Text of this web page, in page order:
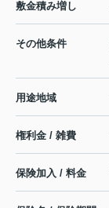
敷金積み増し
その他条件
用途地域
権利金 / 雑費
保険加入 / 料金